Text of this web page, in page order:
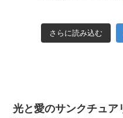
さらに読み込む
光と愛のサンクチュア